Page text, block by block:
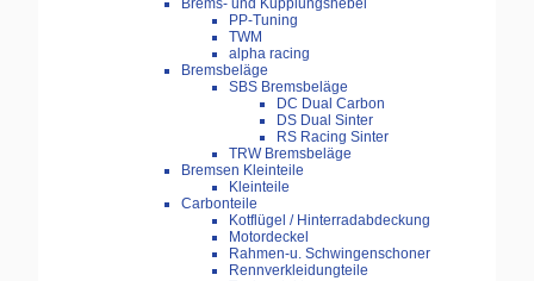
Brems- und Kupplungshebel
PP-Tuning
TWM
alpha racing
Bremsbeläge
SBS Bremsbeläge
DC Dual Carbon
DS Dual Sinter
RS Racing Sinter
TRW Bremsbeläge
Bremsen Kleinteile
Kleinteile
Carbonteile
Kotflügel / Hinterradabdeckung
Motordeckel
Rahmen-u. Schwingenschoner
Rennverkleidungteile